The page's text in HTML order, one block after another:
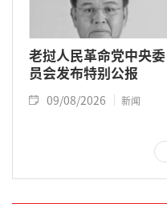
老挝人民革命党中央委
员会发布特别公报
09/08/2026 新闻